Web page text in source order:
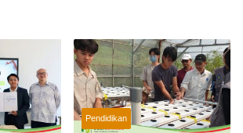
Pendidikan